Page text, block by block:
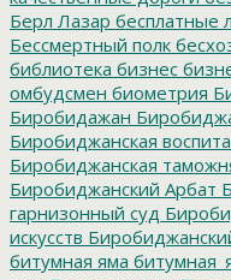
Берл Лазар бесплатные
Бессмертный полк
библиотека бизнес
омбудсмен биометрия
Биробидажан
Биробиджанская
Биробиджанская
Биробиджанский Арбат
гарнизонный суд
искусств
битумная яма